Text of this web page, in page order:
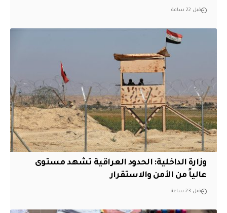
قبل 22 ساعة
وزارة الداخلية: الحدود العراقية تشهد مستوى
عالياً من الأمن والاستقرار
قبل 23 ساعة